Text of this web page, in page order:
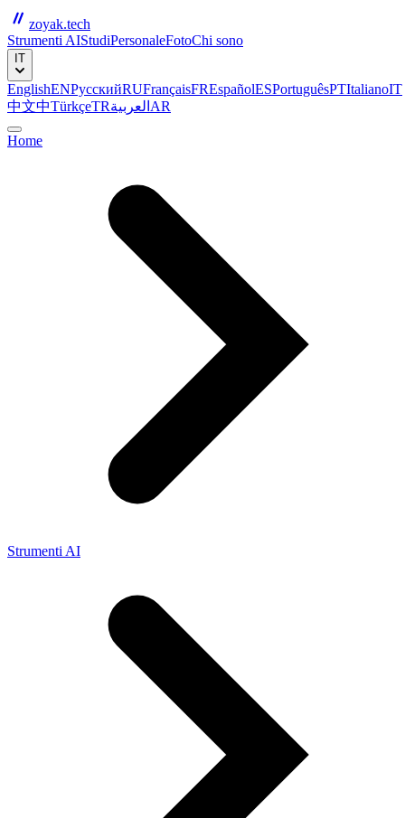
zoyak.tech
Strumenti AIStudiPersonaleFotoChi sono
IT
EnglishENРусскийRUFrançaisFREspañolESPortuguêsPTItalianoIT
中文中TürkçeTRالعربية AR
Home
Strumenti AI